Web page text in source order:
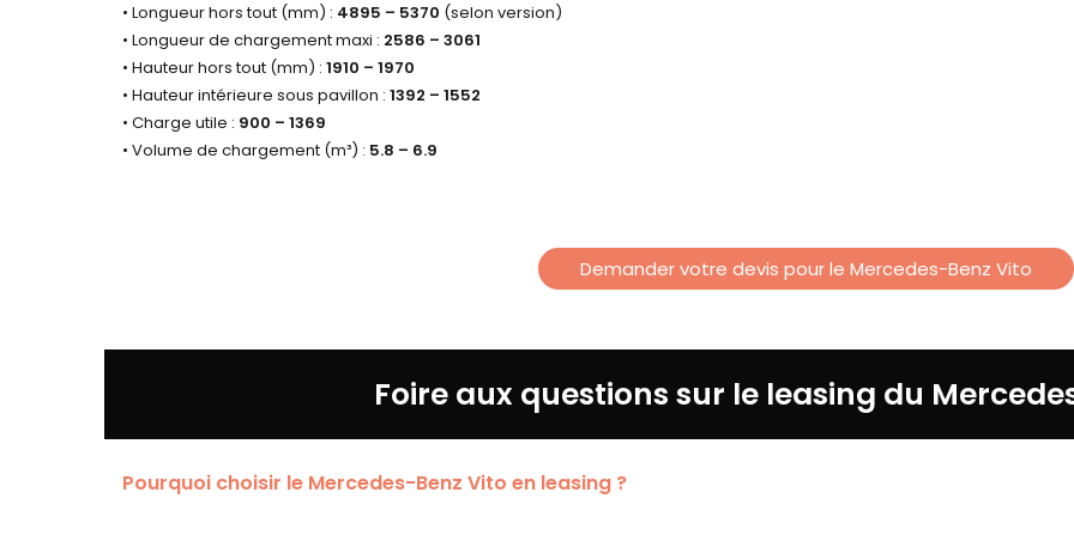
• Longueur hors tout (mm) : 4895 – 5370 (selon version)
• Longueur de chargement maxi : 2586 – 3061
• Hauteur hors tout (mm) : 1910 – 1970
• Hauteur intérieure sous pavillon : 1392 – 1552
• Charge utile : 900 – 1369
• Volume de chargement (m³) : 5.8 – 6.9
Demander votre devis pour le Mercedes-Benz Vito
Foire aux questions sur le leasing du
Pourquoi choisir le Mercedes-Benz Vito en leasing ?